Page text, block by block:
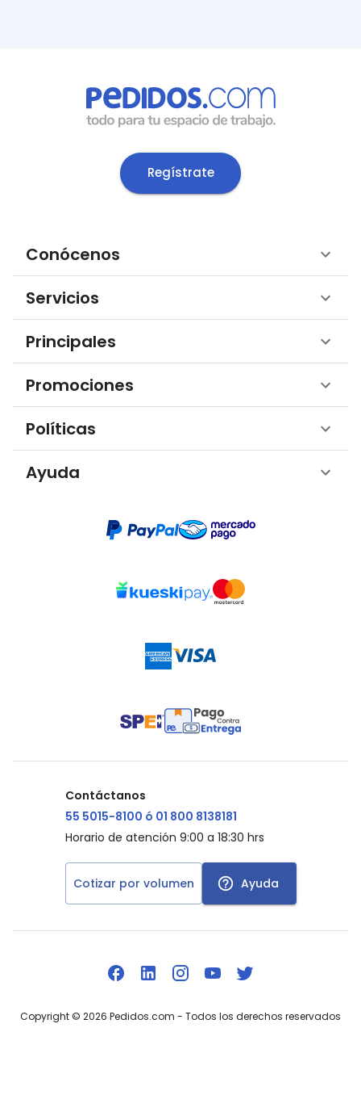
Regístrate
Conócenos
Servicios
Principales
Promociones
Políticas
Ayuda
Contáctanos
55 5015-8100 ó 01 800 8138181
Horario de atención 9:00 a 18:30 hrs
Cotizar por volumen Ayuda
Copyright © 2026 Pedidos.com - Todos los derechos reservados